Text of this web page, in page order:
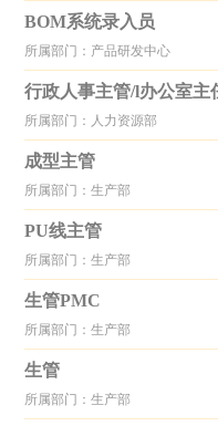
BOM系统录入员
所属部门：产品研发中心
行政人事主管/l办公室主
所属部门：人力资源部
成型主管
所属部门：生产部
PU线主管
所属部门：生产部
生管PMC
所属部门：生产部
生管
所属部门：生产部